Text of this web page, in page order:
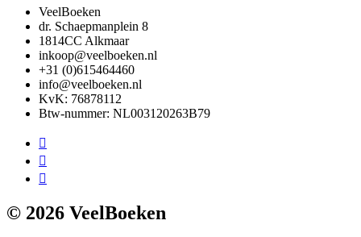
VeelBoeken
dr. Schaepmanplein 8
1814CC Alkmaar
inkoop@veelboeken.nl
+31 (0)615464460
info@veelboeken.nl
KvK: 76878112
Btw-nummer: NL003120263B79
© 2026 VeelBoeken